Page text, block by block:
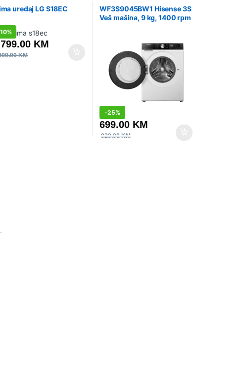
uređaj LG S18EC
10%
KM
KM
WF3S9045BW1 Hisense 3S
Veš mašina, 9 kg, 1400 rpm
-25%
699.00 KM
929.00KM